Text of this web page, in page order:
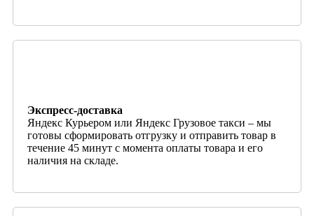
Экспресс-доставка
Яндекс Курьером или Яндекс Грузовое такси – мы
готовы сформировать отгрузку и отправить товар в
течение 45 минут с момента оплаты товара и его
наличия на складе.